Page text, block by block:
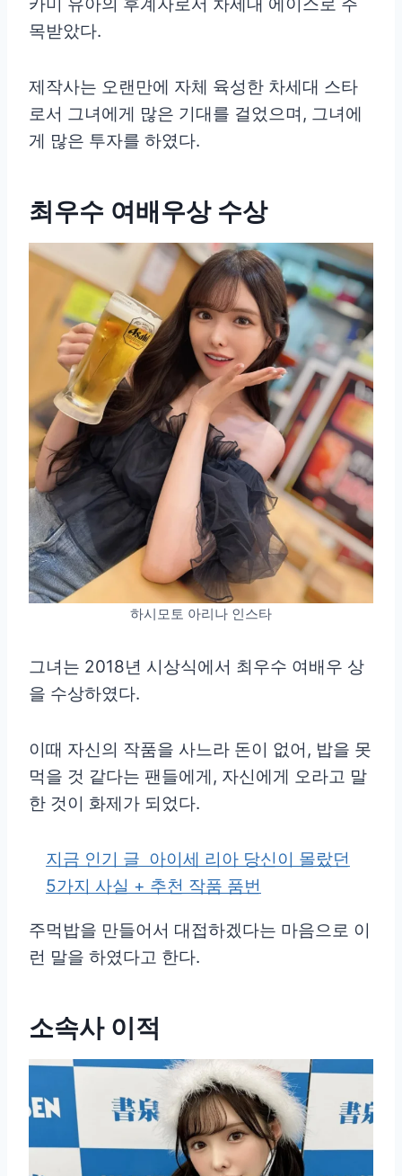
목받았다.
제작사는 오랜만에 자체 육성한 차세대 스타
로서 그녀에게 많은 기대를 걸었으며, 그녀에
게 많은 투자를 하였다.
최우수 여배우상 수상
하시모토 아리나 인스타
그녀는 2018년 시상식에서 최우수 여배우 상
을 수상하였다.
이때 자신의 작품을 사느라 돈이 없어, 밥을 못
먹을 것 같다는 팬들에게, 자신에게 오라고 말
한 것이 화제가 되었다.
지금 인기 글 아이세 리아 당신이 몰랐던
5가지 사실 + 추천 작품 품번
주먹밥을 만들어서 대접하겠다는 마음으로 이
런 말을 하였다고 한다.
소속사 이적